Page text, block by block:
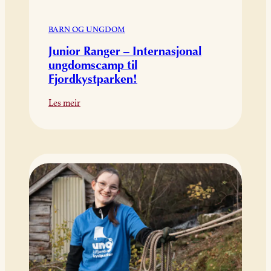
BARN OG UNGDOM
Junior Ranger – Internasjonal
ungdomscamp til
Fjordkystparken!
Les meir:
ungdomscamp
til
Fjordkystparken!